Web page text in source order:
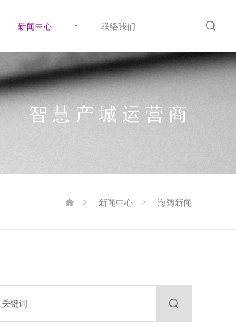
新闻中心 联络我们
智慧产城运营商
新闻中心 海阔新闻